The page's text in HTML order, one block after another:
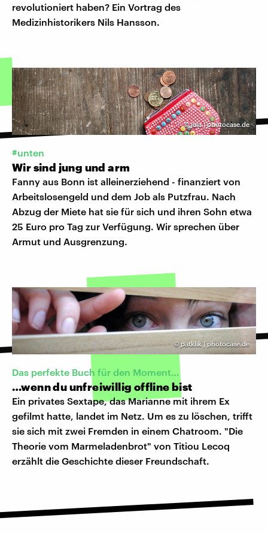
revolutioniert haben? Ein Vortrag des
Medizinhistorikers Nils Hansson.
©jala | photocase.de
#unten
Wir sind jung und arm
Fanny aus Bonn ist alleinerziehend - finanziert von
Arbeitslosengeld und dem Job als Putzfrau. Nach
Abzug der Miete hat sie für sich und ihren Sohn etwa
25 Euro pro Tag zur Verfügung. Wir sprechen über
Armut und Ausgrenzung.
©patklik | photocase.de
Das perfekte Buch für den Moment…
…wenn du unfreiwillig offline bist
Ein privates Sextape, das Marianne mit ihrem Ex
gefilmt hatte, landet im Netz. Um es zu löschen, trifft
sie sich mit zwei Fremden in einem Chatroom. "Die
Theorie vom Marmeladenbrot" von Titiou Lecoq
erzählt die Geschichte dieser Freundschaft.